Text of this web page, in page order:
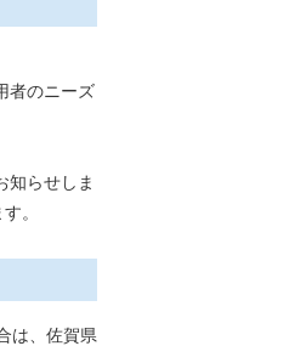
者のニーズ
知らせしま
。
は、佐賀県